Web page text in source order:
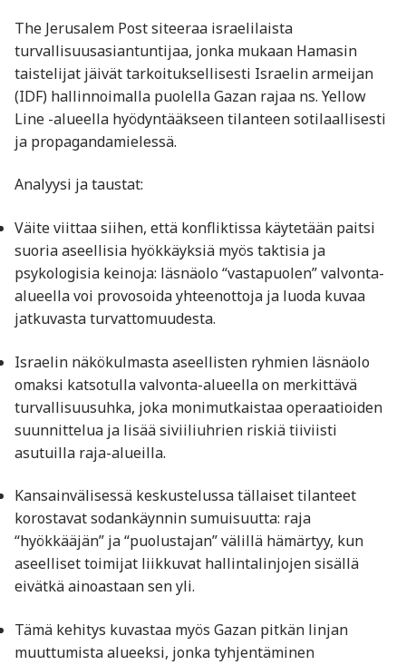
The Jerusalem Post siteeraa israelilaista
turvallisuusasiantuntijaa, jonka mukaan Hamasin
taistelijat jäivät tarkoituksellisesti Israelin armeijan
(IDF) hallinnoimalla puolella Gazan rajaa ns. Yellow
Line -alueella hyödyntääkseen tilanteen sotilaallisesti
ja propagandamielessä.
Analyysi ja taustat:
Väite viittaa siihen, että konfliktissa käytetään paitsi
suoria aseellisia hyökkäyksiä myös taktisia ja
psykologisia keinoja: läsnäolo “vastapuolen” valvonta-
alueella voi provosoida yhteenottoja ja luoda kuvaa
jatkuvasta turvattomuudesta.
Israelin näkökulmasta aseellisten ryhmien läsnäolo
omaksi katsotulla valvonta-alueella on merkittävä
turvallisuusuhka, joka monimutkaistaa operaatioiden
suunnittelua ja lisää siviiliuhrien riskiä tiiviisti
asutuilla raja-alueilla.
Kansainvälisessä keskustelussa tällaiset tilanteet
korostavat sodankäynnin sumuisuutta: raja
“hyökkääjän” ja “puolustajan” välillä hämärtyy, kun
aseelliset toimijat liikkuvat hallintalinjojen sisällä
eivätkä ainoastaan sen yli.
Tämä kehitys kuvastaa myös Gazan pitkän linjan
muuttumista alueeksi, jonka tyhjentäminen